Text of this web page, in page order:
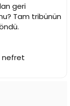
geri
Tam tribünün
nefret